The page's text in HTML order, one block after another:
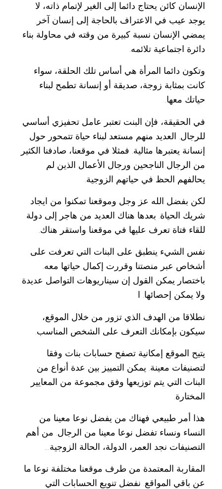
الإنسان كائن يحتاج دائما إلى الغير لإتمام ذاته، لا
يوجد عيب في الاعتراف بالحاجة إلى إنسان آخر.
يمضي الإنسان نسبة كبيرة من وقته في محاولة بناء
دائرة اجتماعية تلائمه.
وتكون دائما المرأة هي أساس تلك الحلقة، سواء
كانت بمثابة زوجة، صديقة أو إنسانة تطمح لبناء
حياتك معها.
في الحقيقة، فإن البنت تعتبر عامل تحفيزي أساسي
للرجال. العديد منهم مستعد لبناء حياة تتمحور حول
إنسانة يعتبرها مثالية. فمثلا في موقعنا، صادفنا الكثير
من الرجال الناجحين ورجال الأعمال الذين لم
يحالفهم الحظ في حياتهم الزوجية.
لكن بفضل الله عز وجل وموقعنا تمكنوا من ايجاد
شريك الحياة. بعدها هناك العديد من هاجر إلى دولة
للقاء فتاة تعرف عليها في موقعنا واستقر هناك.
نفس الشيء ينطبق على البنات التي تعرفت على
أشخاص عبر منصتنا وقررت إكمال حياتها معه.
باختصار يمكن القول إن سيناريوهات التواصل عديدة
ولا يمكن إحصائها. ا
نطلاقا من الهدف الذي تزور من خلال الموقع،
سيكون بإمكانك التعرف على الشخص المناسب.
يتيح الموقع إمكانية تصفح حسابات بنات وفقا
لتصنيفات معينة. يمكن التمييز بين عدة أنواع من
البنات التي يتم توزيعها وفق مجموعة من المعايير
المختارة.
هذا أمر طبيعي فهناك من يفضل نوعا معينا من
النساء ونساء تفضل نوعا معينا من الرجال. من أهم
التصنيفات نجد العمر، الدولة، الحالة الزوجية…
المقاربة المعتمدة من طرف موقعنا مختلفة نوعا ما
عن باقي المواقع. نفضل تنويع الحسابات التي